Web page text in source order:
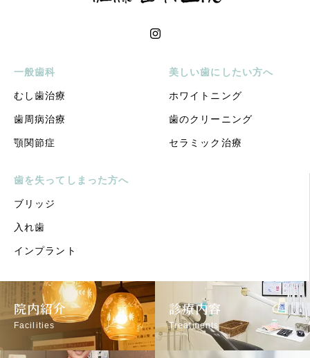
一般歯科
むし歯治療
歯周病治療
顎関節症
美しい歯にしたい方へ
ホワイトニング
歯のクリーニング
セラミック治療
歯を失ってしまった方へ
ブリッジ
入れ歯
インプラント
院内紹介
Facilities
診療内容
Treatments